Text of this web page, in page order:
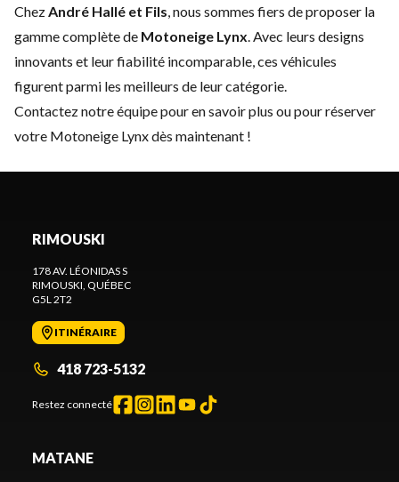
ChezAndré Hallé et Fils, nous sommes fiers de proposer la
gamme complète de Motoneige Lynx. Avec leurs designs
innovants et leur fiabilité incomparable, ces véhicules
figurent parmi les meilleurs de leur catégorie.
Contactez notre équipepour en savoir plus ou pour réserver
votre Motoneige Lynx dès maintenant !
RIMOUSKI
178 AV. LÉONIDAS S
RIMOUSKI, QUÉBEC
G5L 2T2
ITINÉRAIRE
418 723-5132
Restez connecté
MATANE